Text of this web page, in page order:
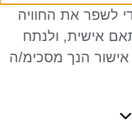
את החוויה
אישית, ולנתח
הנך מסכימ/ה